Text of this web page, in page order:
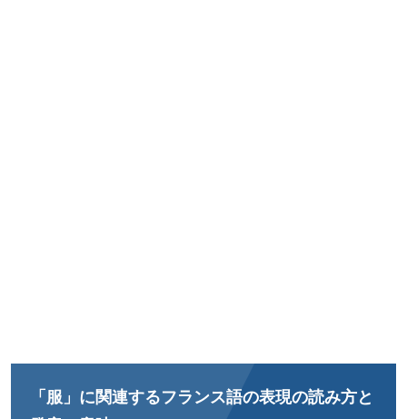
「服」に関連するフランス語の表現の読み方と